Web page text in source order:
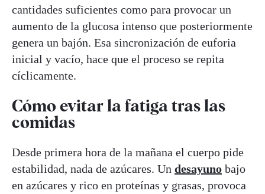
cantidades suficientes como para provocar un
aumento de la glucosa intenso que posteriormente
genera un bajón. Esa sincronización de euforia
inicial y vacío, hace que el proceso se repita
cíclicamente.
Cómo evitar la fatiga tras las
comidas
Desde primera hora de la mañana el cuerpo pide
estabilidad, nada de azúcares. Un desayuno bajo
en azúcares y rico en proteínas y grasas, provoca